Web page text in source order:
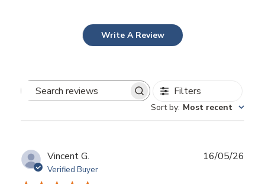
Write A Review
Search
Filters
Sort by: Most recent
Vincent G.
Verified Buyer
16/05/26